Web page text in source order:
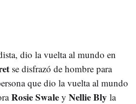
dio la vuelta al mundo en
se disfrazó de hombre para
que dio la vuelta al mundo
Rosie Swale y Nellie Bly la